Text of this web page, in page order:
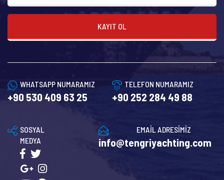
KAYIT OL
WHATSAPP NUMARAMIZ
+90 530 409 63 25
TELEFON NUMARAMIZ
+90 252 284 49 88
EMAİL ADRESİMİZ
info@tengriyachting.com
SOSYAL
MEDYA